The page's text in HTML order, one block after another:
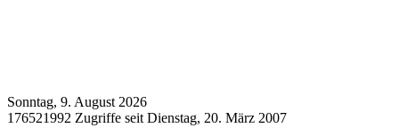
Sonntag, 9. August 2026
176521992 Zugriffe seit Dienstag, 20. März 2007